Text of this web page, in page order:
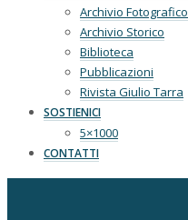
Archivio Fotografico
Archivio Storico
Biblioteca
Pubblicazioni
Rivista Giulio Tarra
SOSTIENICI
5×1000
CONTATTI